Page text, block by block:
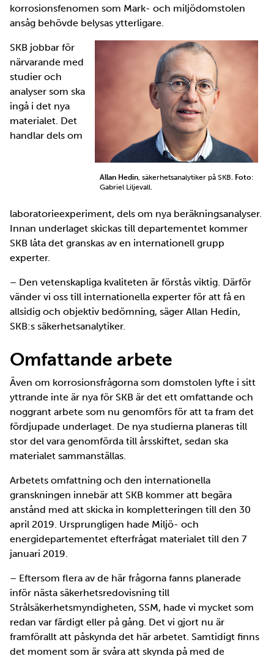
korrosionsfenomen som Mark- och miljödomstolen
ansåg behövde belysas ytterligare.
Allan Hedin, säkerhetsanalytiker på SKB. Foto:
Gabriel Liljevall.
SKB jobbar för
närvarande med
studier och
analyser som ska
ingå i det nya
materialet. Det
handlar dels om
laboratorieexperiment, dels om nya beräkningsanalyser.
Innan underlaget skickas till departementet kommer
SKB låta det granskas av en internationell grupp
experter.
– Den vetenskapliga kvaliteten är förstås viktig. Därför
vänder vi oss till internationella experter för att få en
allsidig och objektiv bedömning, säger Allan Hedin,
SKB:s säkerhetsanalytiker.
Omfattande arbete
Även om korrosionsfrågorna som domstolen lyfte i sitt
yttrande inte är nya för SKB är det ett omfattande och
noggrant arbete som nu genomförs för att ta fram det
fördjupade underlaget. De nya studierna planeras till
stor del vara genomförda till årsskiftet, sedan ska
materialet sammanställas.
Arbetets omfattning och den internationella
granskningen innebär att SKB kommer att begära
anstånd med att skicka in kompletteringen till den 30
april 2019. Ursprungligen hade Miljö- och
energidepartementet efterfrågat materialet till den 7
januari 2019.
– Eftersom flera av de här frågorna fanns planerade
inför nästa säkerhetsredovisning till
Strålsäkerhetsmyndigheten, SSM, hade vi mycket som
redan var färdigt eller på gång. Det vi gjort nu är
framförallt att påskynda det här arbetet. Samtidigt finns
det moment som är svåra att skynda på med de